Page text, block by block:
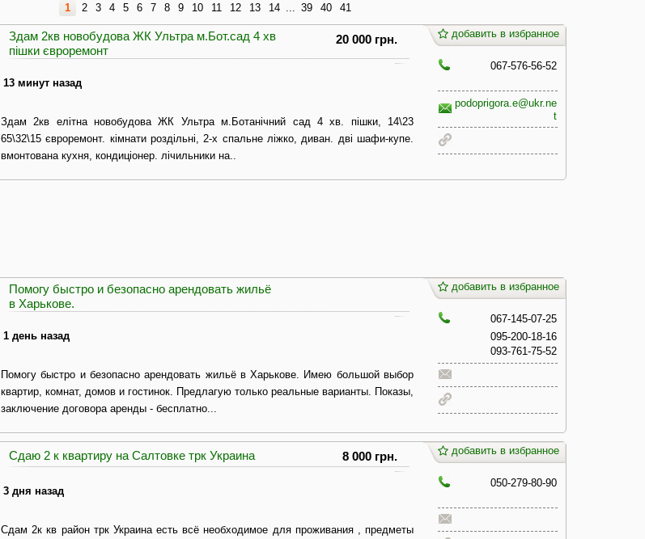
1 2 3 4 5 6 7 8 9 10 11 12 13 14 39 40 41
Здам 2кв новобудова ЖК Ультра м.Бот.сад 4 хв
пішки євроремонт
20 000 грн.
13 минут назад
Здам 2кв елітна новобудова ЖК Ультра м.Ботанічний сад 4 хв. пішки, 14\23
65\32\15 євроремонт. кімнати роздільні, 2-х спальне ліжко, диван. дві шафи-купе.
вмонтована кухня, кондиціонер. лічильники на..
добавить в избранное
067-576-56-52
podoprigora.e@ukr.ne
t
Помогу быстро и безопасно арендовать жильё
в Харькове.
1 день назад
Помогу быстро и безопасно арендовать жильё в Харькове. Имею большой выбор
квартир, комнат, домов и гостинок. Предлагую только реальные варианты. Показы,
заключение договора аренды - бесплатно...
добавить в избранное
067-145-07-25
095-200-18-16
093-761-75-52
Сдаю 2 к квартиру на Салтовке трк Украина 8 000 грн.
3 дня назад
Сдам 2к кв район трк Украина есть всё необходимое для проживания , предметы
добавить в избранное
050-279-80-90